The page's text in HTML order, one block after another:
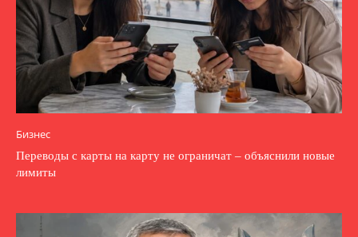
Бизнес
Переводы с карты на карту не ограничат – объяснили новые
лимиты